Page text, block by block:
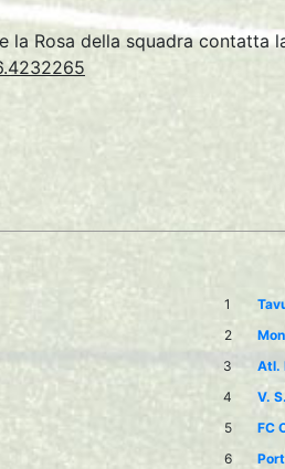
la Rosa della squadra contatta
1
2
3
Atl.
4
V.
5
FC
6